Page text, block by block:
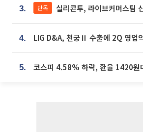
3. 단독 실리콘투, 라이브커머스팀 신설…K뷰티 ‘글로벌 판
4.
5. 코스피 4.58% 하락, 환율 1420원